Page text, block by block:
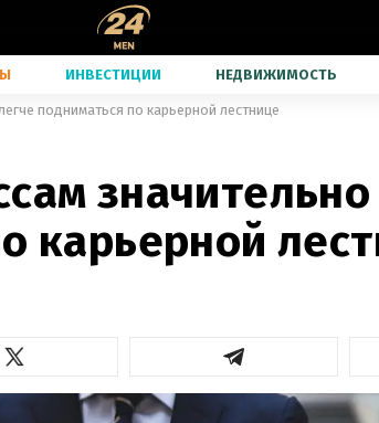
ИНВЕСТИЦИИ НЕДВИЖИМОСТЬ
подниматься по карьерной лестнице
значительно
карьерной